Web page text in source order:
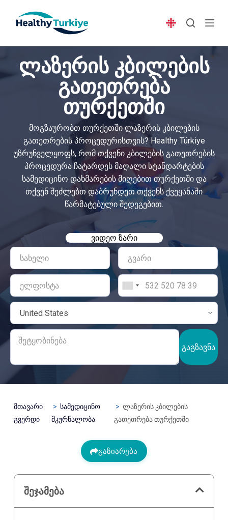
p
o
n
ლაზერის კბილების
გათეთრება
თურქეთში
მოგზაურობთ თურქეთში ლაზერის კბილების
გათეთრების პროცედურისთვის? Healthy Türkiye
უზრუნველყოფს, რომ თქვენი კბილების გათეთრების
პროცედურა ჩატარდეს მაღალი სტანდარტების
სამედიცინო დახმარების მიღებით თურქეთში და
თქვენ შეძლებთ დაბრუნდეთ თქვენს ქვეყანაში
წარმატებული შედეგებით.
ᲕᲘᲓᲔᲝ ᲖᲐᲠᲘ
ᲒᲐᲒᲖᲐᲕᲜᲐ
მთავარი
გვერდი
სამედიცინო
მკურნალობა
ლაზერის კბილების
გათეთრება თურქეთში
გაზიარება
შეჯამება